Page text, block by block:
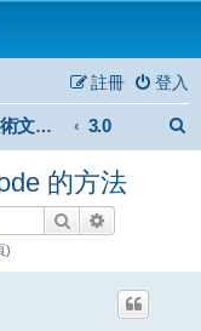
登入
註冊
phpBB 技術文件與知識庫 3.0
的方法
搜尋
)